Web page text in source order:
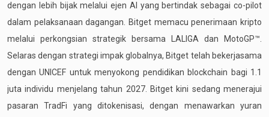
dengan lebih bijak melalui ejen AI yang bertindak sebagai co-pilot
dalam pelaksanaan dagangan. Bitget memacu penerimaan kripto
melalui perkongsian strategik bersama
LALIGA dan MotoGP™.
Selaras dengan strategi impak globalnya, Bitget telah bekerjasama
denganUNICEF untuk menyokong pendidikan blockchain bagi 1.1
juta individu menjelang tahun 2027. Bitget kini sedang menerajui
pasaran TradFi yang ditokenisasi, dengan menawarkan yuran